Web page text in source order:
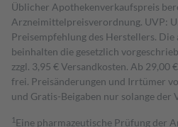
Üblicher Apothekenverkaufspreis
Arzneimittelpreisverordnung. UVP:
Preisempfehlung des Herstellers. Die
beinhalten die gesetzlich
zzgl. 3,95 € Versandkosten. Ab
frei. Preisänderungen und Irrtümer
und Gratis-Beigaben nur solange der
1 Eine pharmazeutische Prüfung der